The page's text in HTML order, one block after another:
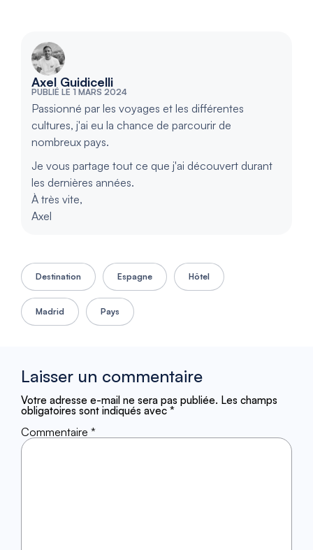
Axel Guidicelli
PUBLIÉ LE 1 MARS 2024
Passionné par les voyages et les différentes
cultures, j'ai eu la chance de parcourir de
nombreux pays.
Je vous partage tout ce que j'ai découvert durant
les dernières années.
À très vite,
Axel
Destination Espagne Hôtel
Madrid Pays
Laisser un commentaire
Votre adresse e-mail ne sera pas publiée. Les champs
obligatoires sont indiqués avec *
Commentaire *